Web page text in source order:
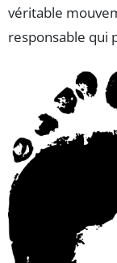
véritable
responsable qui